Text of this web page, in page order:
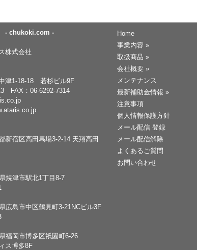
- chukoki.com -
株式会社
津1-18-18 若杉ビル9F
FAX：06-6292-7314
新宿区高田馬場3-2-14 天翔高田
焼津市駅北1丁目8-7
広島市中区鶴見町3-21NCビル3F
福岡市博多区祇園町6-26
ス博多8F
Home
事業内容 »
取扱商品 »
会社概要 »
メンテナンス
最新補助金情報 »
注意事項
個人情報保護方針
メール配信 登録
メール配信解除
よくあるご質問
お問い合わせ